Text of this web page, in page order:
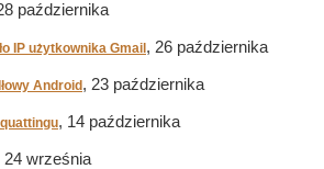
października
IP użytkownika Gmail , 26 października
Android , 23 października
, 14 października
24 września